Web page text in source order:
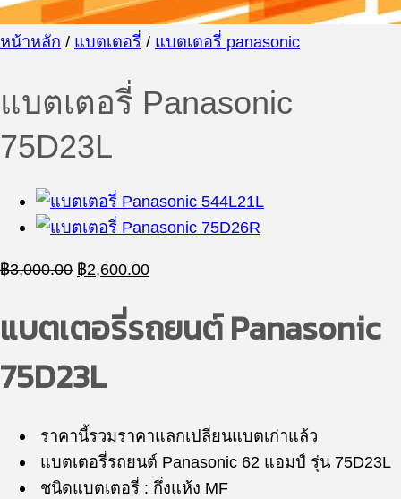
หน้าหลัก / แบตเตอรี่ / แบตเตอรี่ panasonic
แบตเตอรี่ Panasonic
75D23L
฿3,000.00 Original
฿3,000.00.
฿2,600.00Current
฿2,600.00.
แบตเตอรี่รถยนต์Panasonic
75D23L
ราคานี้รวมราคาแลกเปลี่ยนแบตเก่าแล้ว
แบตเตอรี่รถยนต์ Panasonic 62 แอมป์ รุ่น 75D23L
ชนิดแบตเตอรี่ : กึ่งแห้ง MF